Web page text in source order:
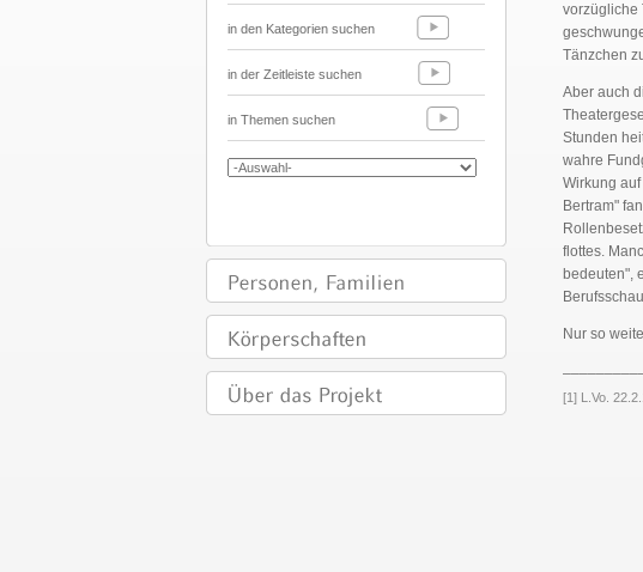
in den Kategorien suchen
in der Zeitleiste suchen
in Themen suchen
vorzügliche
Tänzchen
Aber auch
Stunden
wahre
Wirkung
Bertram"
flottes.
bedeuten",
Nur so
[1] L.Vo.